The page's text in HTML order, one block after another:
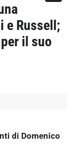
e Russell;
il suo
di Domenico